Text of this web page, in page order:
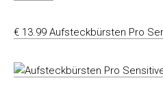
€ 13.99 Aufsteckbürsten Pro